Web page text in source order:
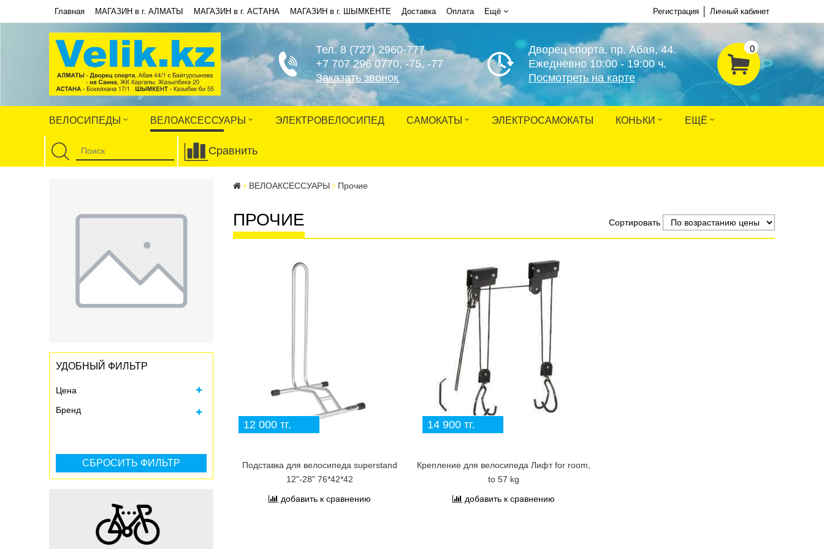
Главная МАГАЗИН в г. АЛМАТЫ МАГАЗИН в г. АСТАНА МАГАЗИН в г. ШЫМКЕНТЕ Доставка Оплата Ещё Регистрация Личный кабинет
Тел. 8 (727) 2960-777
+7 707 296 0770, -75, -77
Заказать звонок
Дворец спорта, пр. Абая, 44.
Ежедневно 10:00 - 19:00 ч.
Посмотреть на карте
0
ВЕЛОСИПЕДЫ ВЕЛОАКСЕССУАРЫ ЭЛЕКТРОВЕЛОСИПЕД САМОКАТЫ ЭЛЕКТРОСАМОКАТЫ КОНЬКИ ЕЩЁ
Сравнить
УДОБНЫЙ ФИЛЬТР
Цена
Бренд
M-WAVE (1)
MESSINGSCHLAGER (1)
ВЕЛОАКСЕССУАРЫ Прочие
ПРОЧИЕ Сортировать
12 000 тг.
Подставка для велосипеда superstand
12"-28" 76*42*42
добавить к сравнению
14 900 тг.
Крепление для велосипеда Лифт for room,
to 57 kg
добавить к сравнению